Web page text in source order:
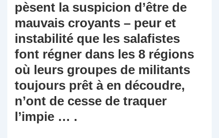
pèsent la suspicion d’être de
mauvais croyants – peur et
instabilité que les salafistes
font régner dans les 8 régions
où leurs groupes de militants
toujours prêt à en découdre,
n’ont de cesse de traquer
l’impie … .